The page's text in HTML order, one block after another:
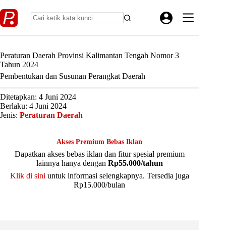
to
content
Peraturan Daerah Provinsi Kalimantan Tengah Nomor 3
Tahun 2024
Pembentukan dan Susunan Perangkat Daerah
Ditetapkan: 4 Juni 2024
Berlaku: 4 Juni 2024
Jenis: Peraturan Daerah
Akses Premium Bebas Iklan
Dapatkan akses bebas iklan dan fitur spesial premium
lainnya hanya dengan Rp55.000/tahun
Klik di sini untuk informasi selengkapnya. Tersedia juga
Rp15.000/bulan